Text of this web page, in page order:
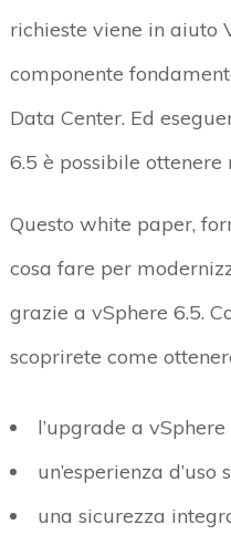
richieste viene in aiuto
componente
Data Center. Ed
6.5 è possibile
Questo white paper,
cosa fare per
grazie a vSphere 6.5.
scoprirete come
l’upgrade a
un’esperienza
una sicurezza